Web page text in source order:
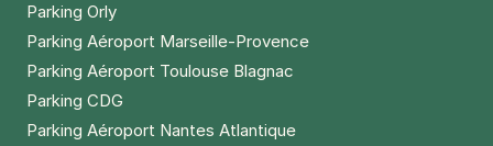
+ Abonnements disponibles
Rambuteau
Parking Orly
Parking Aéroport Marseille-Provence
Parking Aéroport Toulouse Blagnac
Parking CDG
Parking Aéroport Nantes Atlantique